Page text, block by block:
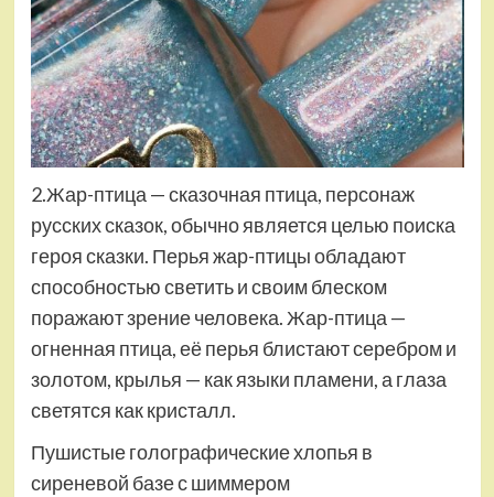
2.Жар-птица — сказочная птица, персонаж
русских сказок, обычно является целью поиска
героя сказки. Перья жар-птицы обладают
способностью светить и своим блеском
поражают зрение человека. Жар-птица —
огненная птица, её перья блистают серебром и
золотом, крылья — как языки пламени, а глаза
светятся как кристалл.
Пушистые голографические хлопья в
сиреневой базе с шиммером